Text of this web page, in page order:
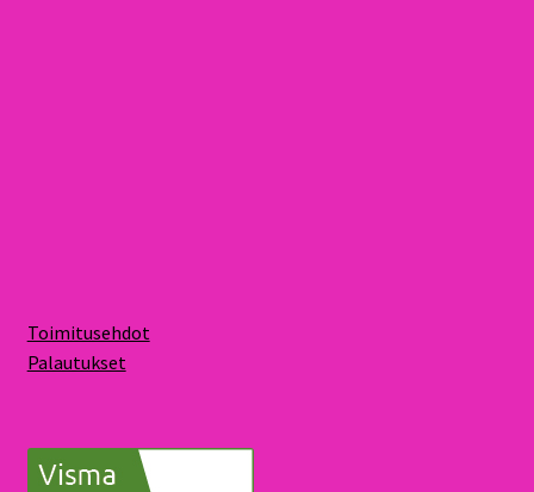
Toimitusehdot
Palautukset